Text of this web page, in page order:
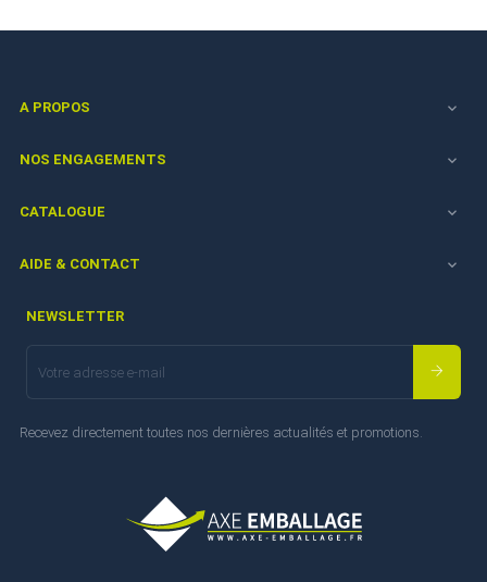
A PROPOS 
NOS ENGAGEMENTS 
CATALOGUE 
AIDE & CONTACT 
NEWSLETTER
Recevez directement toutes nos dernières actualités et promotions.